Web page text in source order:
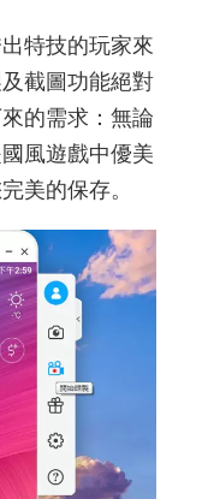
特技的玩家來
截圖功能絕對
的需求：無論
風遊戲中優美
美的保存。